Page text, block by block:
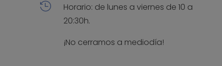

Horario: de lunes a viernes de 10 a
20:30h.
¡No cerramos a mediodía!